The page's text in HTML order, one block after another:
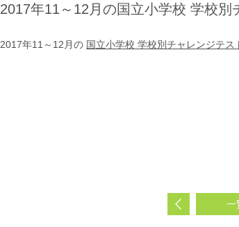
2017年11～12月の国立小学校 学校
2017年11～12月の 国立小学校 学校別チャレンジテス
一